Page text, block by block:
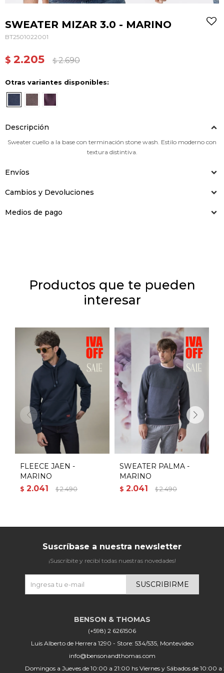
SWEATER MIZAR 3.0 - MARINO
BT2501022001
$ 2.205 $ 2.690
Otras variantes disponibles:
Descripción
Sweater cuello a la base con terminación stone wash. Estilo moderno con
textura distintiva.
Envíos
Cambios y Devoluciones
Medios de pago
Productos que te pueden
interesar
FLEECE JAEN -
MARINO
$ 2.041 $ 2.490
SWEATER PALMA -
MARINO
$ 2.041 $ 2.490
(+598) 2 6261506
Luis Alberto de Herrera 1290 - Store: 534/535, Montevideo
info@bensonandthomas.com
Domingos a Jueves de 10:00 a 21:00 hs Viernes y Sábados de 10:00
Suscríbase a nuestra newsletter
¡Suscribite y recibí todas nuestras novedades!
SUSCRIBIRME